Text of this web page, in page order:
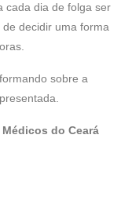
cada dia de folga ser
decidir uma forma
sobre a
do Ceará